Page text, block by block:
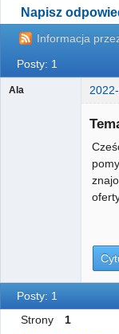
Napisz
Informacja
Posty: 1
Ala
Posty: 1
Strony
1